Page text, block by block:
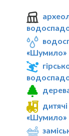
«Шумило»
«Шумило»